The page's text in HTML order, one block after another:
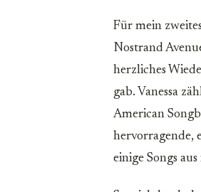
Für mein
Nostrand
herzliches
gab. Vanessa
American
hervorragende,
einige Songs